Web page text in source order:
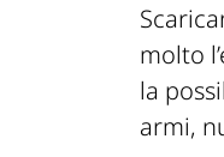
molto
la
armi,